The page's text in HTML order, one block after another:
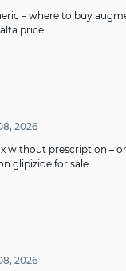
– where to buy
price
2026
without prescription –
glipizide for sale
2026